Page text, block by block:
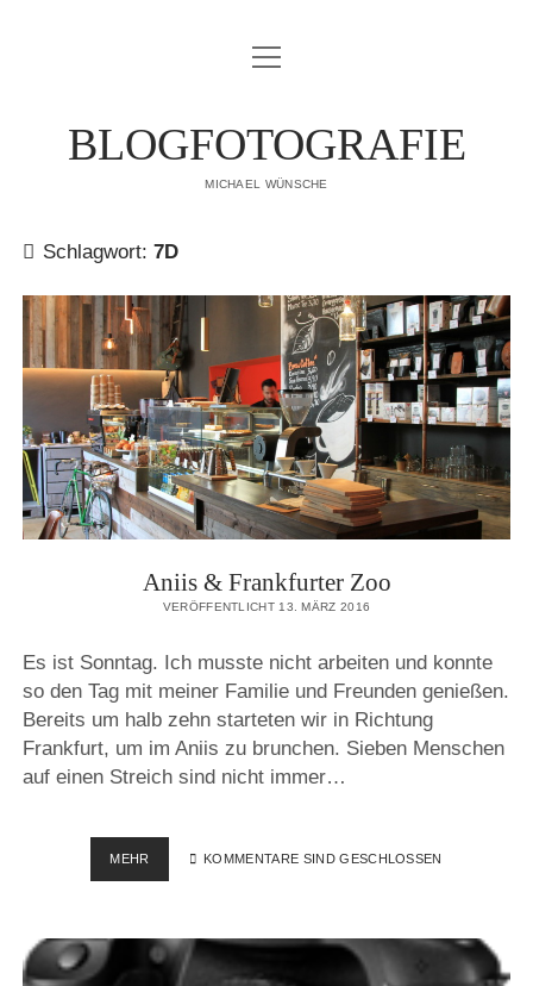
IMPRESSUM
Menü
öffnen
BLOGFOTOGRAFIE
MICHAEL WÜNSCHE
Schlagwort: 7D
Aniis & Frankfurter Zoo
VERÖFFENTLICHT 13. MÄRZ 2016
Es ist Sonntag. Ich musste nicht arbeiten und konnte
so den Tag mit meiner Familie und Freunden genießen.
Bereits um halb zehn starteten wir in Richtung
Frankfurt, um im Aniis zu brunchen. Sieben Menschen
auf einen Streich sind nicht immer…
MEHR
&
KOMMENTARE SIND GESCHLOSSEN